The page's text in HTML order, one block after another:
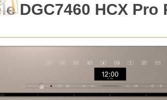
DGC7460 HCX